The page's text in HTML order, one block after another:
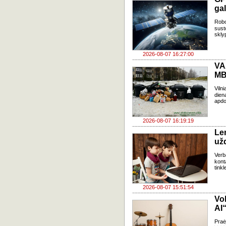
2026-08-07 16:27:00
2026-08-07 16:19:19
2026-08-07 15:51:54